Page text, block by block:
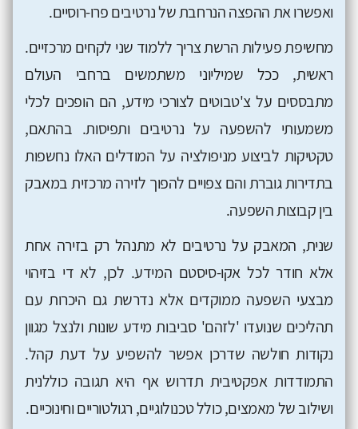
ואפשרו את ההפצה הנרחבת של נרטיבים פרו-רוסיים.
מחשיפת פעילות הרשת צריך ללמוד שני לקחים מרכזיים.
ראשית, ככל שמיליוני משתמשים ברחבי העולם
מתבססים על צ'טבוטים לצורכי מידע, הם הופכים לכלי
משמעותי להשפעה על נרטיבים ותפיסות. בהתאם,
טקטיקות לביצוע מניפולציה על המודלים האלו נחשפות
בתדירות גוברת והם צפויים להפוך לזירה מרכזית במאבק
בין קבוצות השפעה.
שנית, המאבק על נרטיבים לא מתנהל רק בזירה אחת
אלא חודר לכל אקו-סיסטם המידע. לכן, לא די בזיהוי
מבצעי השפעה ממוקדים אלא נדרשת גם היכרות עם
תהליכים שנועדו 'לזהם' סביבות מידע שונות ולנצל מגוון
נקודות חולשה שדרכן אפשר להשפיע על דעת קהל.
התמודדות אפקטיבית תדרוש אף היא תגובה כוללנית
ושילוב של מאמצים, כולל טכנולוגיים, רגולטוריים וחינוכיים.